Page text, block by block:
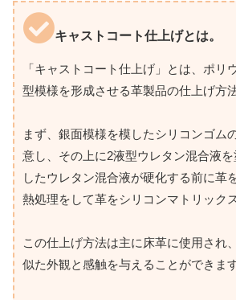
キャストコート仕上げとは。
「キャストコート仕上げ」とは、ポリ
型模様を形成させる革製品の仕上げ方
まず、銀面模様を模したシリコンゴム
意し、その上に2液型ウレタン混合液
したウレタン混合液が硬化する前に革
熱処理をして革をシリコンマトリック
この仕上げ方法は主に床革に使用され
似た外観と感触を与えることができます